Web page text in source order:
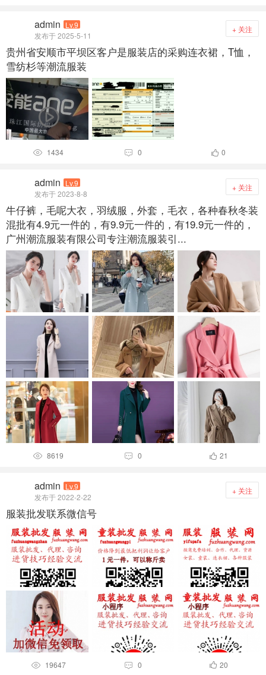
admin Lv.9
发布于 2025-5-11
+ 关注
贵州省安顺市平坝区客户是服装店的采购连衣裙，T恤，
雪纺杉等潮流服装
 1434  0  0
admin Lv.9
发布于 2023-8-8
+ 关注
牛仔裤，毛呢大衣，羽绒服，外套，毛衣，各种春秋冬装
混批有4.9元一件的，有9.9元一件的，有19.9元一件的，
广州潮流服装有限公司专注潮流服装引...
 8619  0  21
admin Lv.9
发布于 2022-2-22
+ 关注
服装批发联系微信号
 19647  0  20